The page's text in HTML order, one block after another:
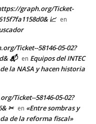
graph.org/Ticket-
📈 en
Ticket--58146-05-02?
📬 en Equipos del INTEC
la NASA y hacen historia
Ticket--58146-05-02?
✂ en «Entre sombras y
de la reforma fiscal»